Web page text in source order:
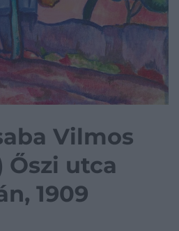
Vilmos
Őszi utca
1909